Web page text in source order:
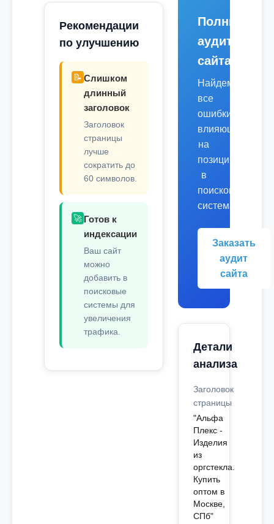
Рекомендации
по улучшению
📝 Слишком
длинный
заголовок
Заголовок
страницы
лучше
сократить до
60 символов.
🚀 Готов к
индексации
Ваш сайт
можно
добавить в
поисковые
системы для
увеличения
трафика.
Полный
аудит
сайта
Найдем
все
ошибки,
влияющие
на
позиции
в
поисковых
системах.
Заказать
аудит
сайта
Детали
анализа
Заголовок
страницы
"Альфа
Плекс -
Изделия
из
оргстекла.
Купить
оптом в
Москве,
СПб"